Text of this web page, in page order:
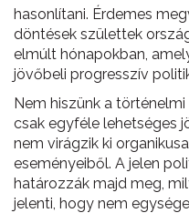
hasonlítani. Érdemes
döntések születtek
elmúlt hónapokban,
jövőbeli progresszív
Nem hiszünk a
csak egyféle lehetséges
nem virágzik ki
eseményeiből. A jelen
határozzák majd meg,
jelenti, hogy nem